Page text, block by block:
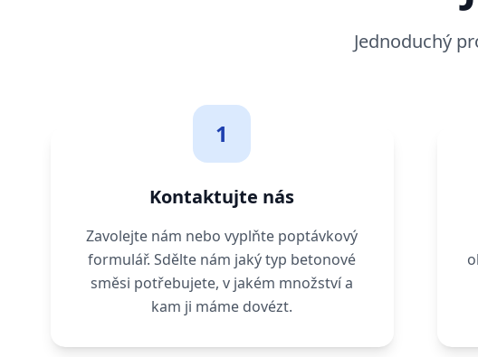
Jednoduchý
1
Kontaktujte nás
Zavolejte nám nebo vyplňte poptávkový
formulář. Sdělte nám jaký typ betonové
směsi potřebujete, v jakém množství a
kam ji máme dovézt.